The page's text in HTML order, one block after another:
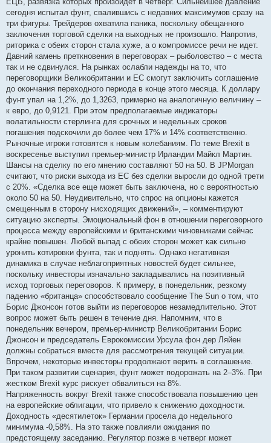
сегодня испытал фунт, свалившись с недавних максимумов сразу на
три фигуры. Трейдеров охватила паника, поскольку обещанного
заключения торговой сделки на выходных не произошло. Напротив,
риторика с обеих сторон стала хуже, а о компромиссе речи не идет.
Давний камень преткновения в переговорах – рыболовство – с места
так и не сдвинулся. На рынках ослабли надежды на то, что
переговорщики Великобритании и ЕС смогут заключить соглашение
до окончания переходного периода в конце этого месяца. К доллару
фунт упал на 1,2%, до 1,3263, примерно на аналогичную величину –
к евро, до 0,9121. При этом предполагаемые индикаторы
волатильности стерлинга для срочных и недельных сроков
погашения подскочили до более чем 17% и 14% соответственно.
Рыночные игроки готовятся к новым колебаниям. По теме Brexit в
воскресенье выступил премьер-министр Ирландии Майкл Мартин.
Шансы на сделку по его мнению составляют 50 на 50. В JPMorgan
считают, что риски выхода из ЕС без сделки выросли до одной трети
с 20%. «Сделка все еще может быть заключена, но с вероятностью
около 50 на 50. Неудивительно, что спрос на опционы кажется
смещенным в сторону нисходящих движений», – комментируют
ситуацию эксперты. Эмоциональный фон в отношении переговорного
процесса между европейскими и британскими чиновниками сейчас
крайне повышен. Любой выпад с обеих сторон может как сильно
уронить котировки фунта, так и поднять. Однако негативная
динамика в случае неблагоприятных новостей будет сильнее,
поскольку инвесторы изначально закладывались на позитивный
исход торговых переговоров. К примеру, в понедельник, резкому
падению «британца» способствовало сообщение The Sun о том, что
Борис Джонсон готов выйти из переговоров незамедлительно. Этот
вопрос может быть решен в течение дня. Напомним, что в
понедельник вечером, премьер-министр Великобритании Борис
Джонсон и председатель Еврокомиссии Урсула фон дер Ляйен
должны собраться вместе для рассмотрения текущей ситуации.
Впрочем, некоторые инвесторы продолжают верить в соглашение.
При таком развитии сценария, фунт может подорожать на 2–3%. При
жестком Brexit курс рискует обвалиться на 8%.
Напряженность вокруг Brexit также способствовала повышению цен
на европейские облигации, что привело к снижению доходности.
Доходность «десятилеток» Германии просела до недельного
минимума -0,58%. На это также повлияли ожидания по
предстоящему заседанию. Регулятор позже в четверг может